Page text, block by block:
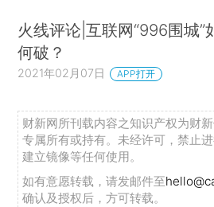
火线评论|互联网“996围城”
何破？
2021年02月07日 APP打开
财新网所刊载内容之知识产权为财
专属所有或持有。未经许可，禁止
建立镜像等任何使用。
如有意愿转载，请发邮件至
确认及授权后，方可转载。